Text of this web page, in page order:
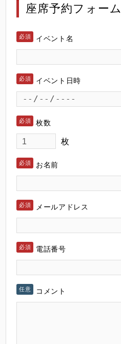
座席予約フォーム
イベント名
イベント日時
枚数
枚
お名前
メールアドレス
電話番号
コメント